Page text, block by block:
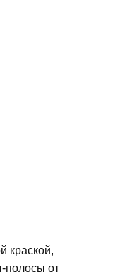
краской,
полосы от